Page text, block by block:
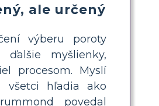
ale určený
výberu poroty
myšlienky,
procesom. Myslí
všetci hľadia ako
povedal